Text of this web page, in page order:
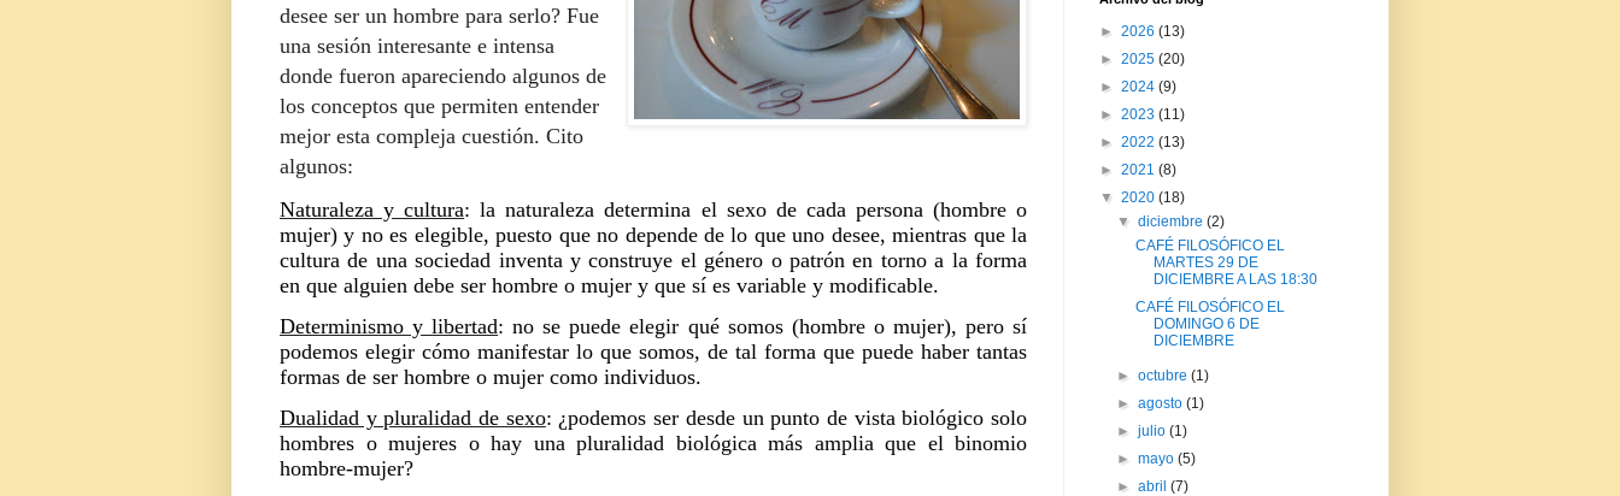
desee ser un hombre para serlo? Fue
una sesión interesante e intensa
donde fueron apareciendo algunos de
los conceptos que permiten entender
mejor esta compleja cuestión. Cito
algunos:
Naturaleza y cultura: la naturaleza determina el sexo de cada persona (hombre o
mujer) y no es elegible, puesto que no depende de lo que uno desee, mientras que la
cultura de una sociedad inventa y construye el género o patrón en torno a la forma
en que alguien debe ser hombre o mujer y que sí es variable y modificable.
Determinismo y libertad: no se puede elegir qué somos (hombre o mujer), pero sí
podemos elegir cómo manifestar lo que somos, de tal forma que puede haber tantas
formas de ser hombre o mujer como individuos.
Dualidad y pluralidad de sexo: ¿podemos ser desde un punto de vista biológico solo
hombres o mujeres o hay una pluralidad biológica más amplia que el binomio
hombre-mujer?
► 2026 (13)
► 2025 (20)
► 2024 (9)
► 2023 (11)
► 2022 (13)
► 2021 (8)
▼ 2020 (18)
▼diciembre(2)
CAFÉ FILOSÓFICO EL
MARTES 29 DE
DICIEMBRE A LAS 18:30
CAFÉ FILOSÓFICO EL
DOMINGO 6 DE
DICIEMBRE
►octubre(1)
►agosto(1)
►julio(1)
►mayo(5)
►abril(7)